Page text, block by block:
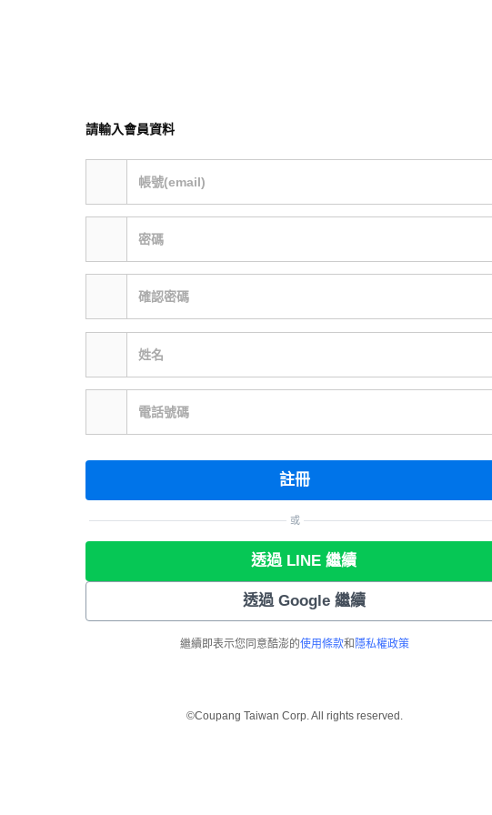
請輸入會員資料
帳號(email)
密碼
確認密碼
姓名
電話號碼
註冊
或
透過 LINE 繼續
透過 Google 繼續
繼續即表示您同意酷澎的使用條款和 隱私權政策
©Coupang Taiwan Corp. All rights reserved.